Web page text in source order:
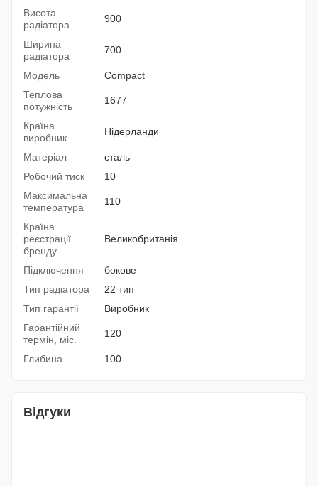
Висота
радіатора
900
Ширина
радіатора
700
Модель
Compact
Теплова
потужність
1677
Країна
виробник
Нідерланди
Матеріал
сталь
Робочий тиск
10
Максимальна
температура
110
Країна
реєстрації
бренду
Великобританія
Підключення
бокове
Тип радіатора
22 тип
Тип гарантії
Виробник
Гарантійний
термін, міс.
120
Глибина 100
Відгуки